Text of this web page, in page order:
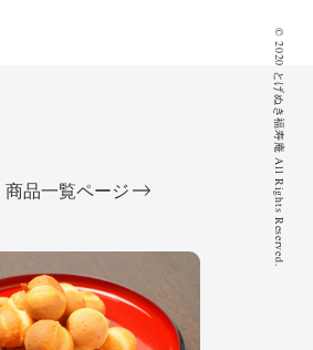
© 2020 とげぬき福寿庵 All Rights Reserved.
商品一覧ページ